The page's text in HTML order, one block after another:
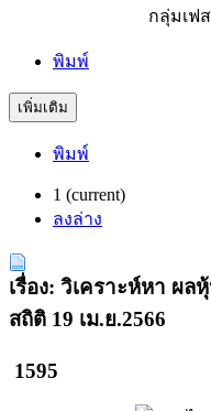
กลุ่มเฟ
พิมพ์
เพิ่มเติม
พิมพ์
1 (current)
ลงล่าง
เรื่อง: วิเคราะห์หา ผ
สถิติ 19 เม.ย.2566
1595